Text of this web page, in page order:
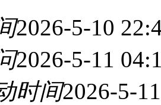
2026-5-10
2026-5-11
时间2026-5-